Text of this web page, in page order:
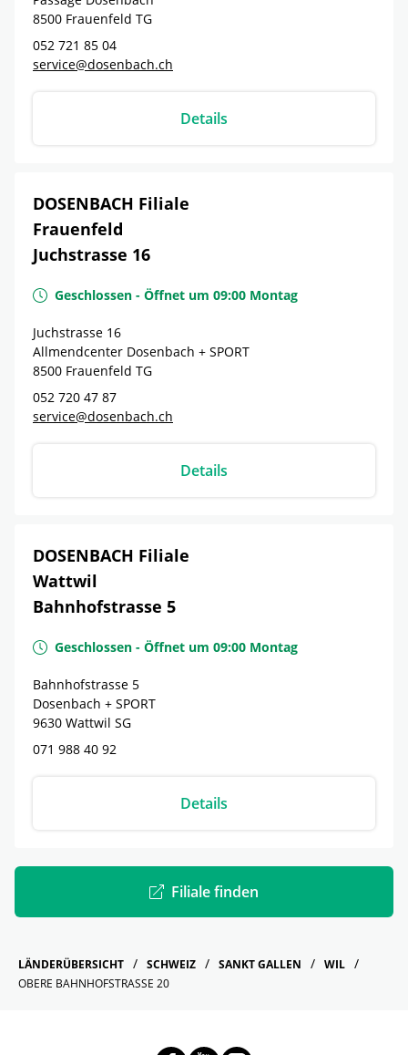
8500 Frauenfeld TG
052 721 85 04
service@dosenbach.ch
Details
DOSENBACH Filiale
Frauenfeld
Juchstrasse 16
Geschlossen - Öffnet um 09:00 Montag
Juchstrasse 16
Allmendcenter Dosenbach + SPORT
8500 Frauenfeld TG
052 720 47 87
service@dosenbach.ch
Details
DOSENBACH Filiale
Wattwil
Bahnhofstrasse 5
Geschlossen - Öffnet um 09:00 Montag
Bahnhofstrasse 5
Dosenbach + SPORT
9630 Wattwil SG
071 988 40 92
Details
Filiale finden
LÄNDERÜBERSICHT SCHWEIZ SANKT GALLEN
WIL
OBERE BAHNHOFSTRASSE 20